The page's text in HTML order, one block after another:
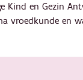
Kind en Gezin
vroedkunde en